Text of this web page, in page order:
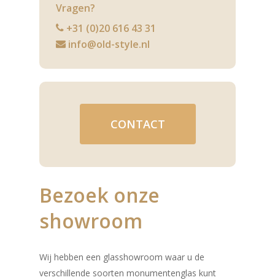
Vragen?
+31 (0)20 616 43 31
info@old-style.nl
CONTACT
Bezoek onze
showroom
Wij hebben een glasshowroom waar u de
verschillende soorten monumentenglas kunt